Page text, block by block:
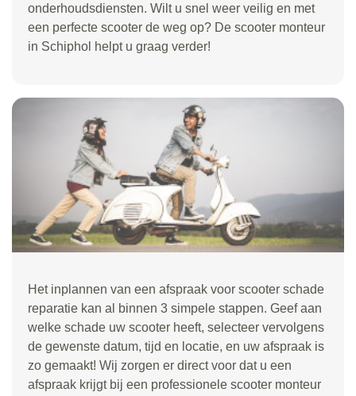
onderhoudsdiensten. Wilt u snel weer veilig en met
een perfecte scooter de weg op? De scooter monteur
in Schiphol helpt u graag verder!
Het inplannen van een afspraak voor scooter schade
reparatie kan al binnen 3 simpele stappen. Geef aan
welke schade uw scooter heeft, selecteer vervolgens
de gewenste datum, tijd en locatie, en uw afspraak is
zo gemaakt! Wij zorgen er direct voor dat u een
afspraak krijgt bij een professionele scooter monteur